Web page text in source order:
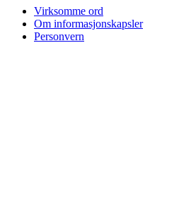
Virksomme ord
Om informasjonskapsler
Personvern